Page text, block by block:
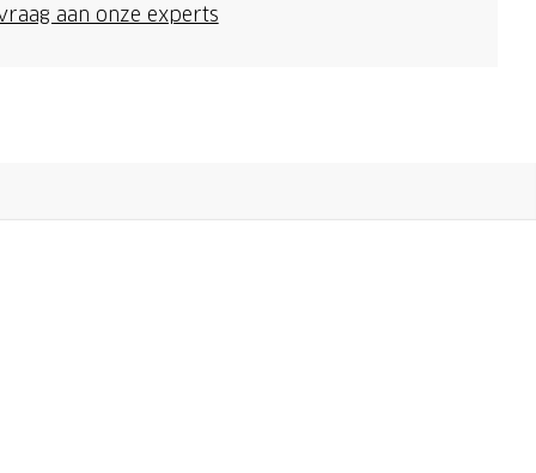
aan onze experts